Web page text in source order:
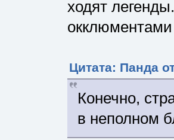
ходят
окклюментами
Цитата: Панда
Конечно,
в неполном